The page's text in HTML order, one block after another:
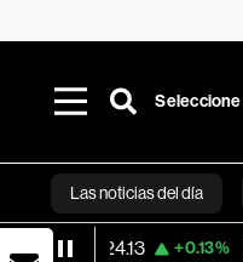
Seleccione
Las noticias del día
+0.13% ETH/USD